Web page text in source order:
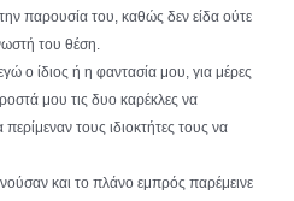
παρουσία του, καθώς δεν είδα ούτε
του θέση.
ο ίδιος ή η φαντασία μου, για μέρες
μου τις δυο καρέκλες να
τους ιδιοκτήτες τους να
και το πλάνο εμπρός παρέμεινε